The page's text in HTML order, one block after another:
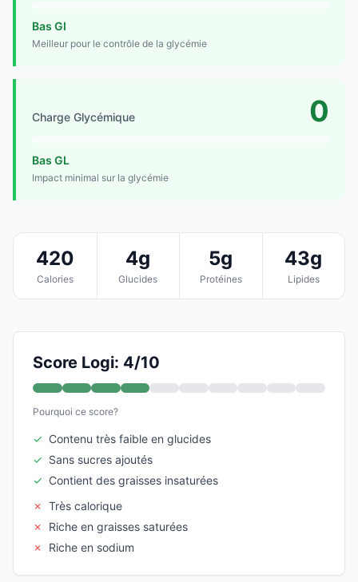
Bas GI
Meilleur pour le contrôle de la glycémie
Charge Glycémique 0
Bas GL
Impact minimal sur la glycémie
420
Calories
4g
Glucides
5g
Protéines
43g
Lipides
Score Logi: 4/10
Pourquoi ce score?
✓ Contenu très faible en glucides
✓ Sans sucres ajoutés
✓ Contient des graisses insaturées
✗ Très calorique
✗
Riche en graisses saturées
✗
Riche en sodium